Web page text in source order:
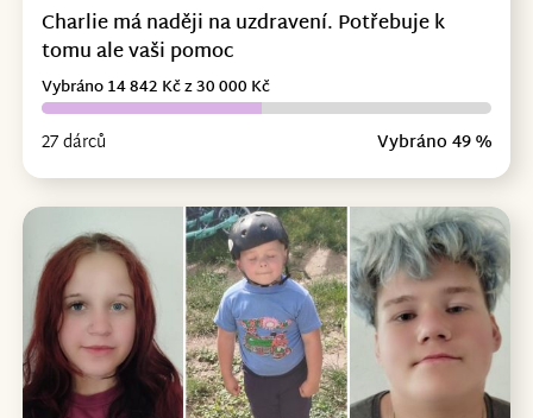
Charlie má naději na uzdravení. Potřebuje k
tomu ale vaši pomoc
27 dárců Vybráno 49 %
Vybráno 14 842 Kč z 30 000 Kč